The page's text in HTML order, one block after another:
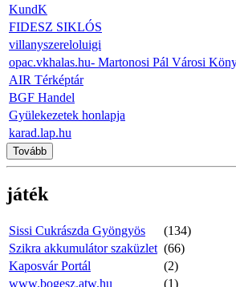
KundK
FIDESZ SIKLÓS
villanyszereloluigi
opac.vkhalas.hu- Martonosi Pál Városi
AIR Térképtár
BGF Handel
Gyülekezetek honlapja
karad.lap.hu
Tovább
játék
Sissi Cukrászda Gyöngyös
(134)
Szikra akkumulátor szaküzlet (66)
Kaposvár Portál
(2)
www.bogesz.atw.hu
(1)